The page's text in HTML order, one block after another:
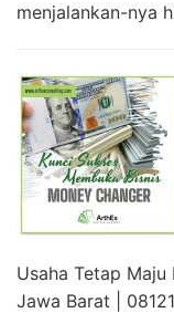
menjalankan-nya
Usaha Tetap Maju
Jawa Barat |